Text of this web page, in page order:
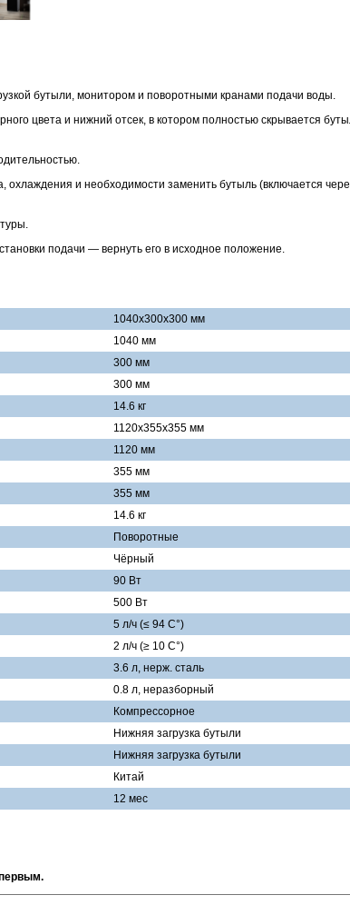
бутыли, монитором и поворотными кранами подачи воды.
цвета и нижний отсек, в котором полностью скрывается
и необходимости заменить бутыль (включается
подачи — вернуть его в исходное положение.
1040x300x300 мм
1040 мм
300 мм
300 мм
14.6 кг
1120x355x355 мм
1120 мм
355 мм
355 мм
14.6 кг
Поворотные
Чёрный
90 Вт
500 Вт
5 л/ч (≤ 94 C°)
2 л/ч (≥ 10 C°)
3.6 л, нерж. сталь
0.8 л, неразборный
Компрессорное
Нижняя загрузка бутыли
Нижняя загрузка бутыли
Китай
12 мес
первым.